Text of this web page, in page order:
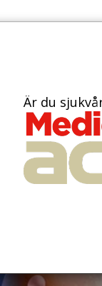
AKTUELLT
om
Är du